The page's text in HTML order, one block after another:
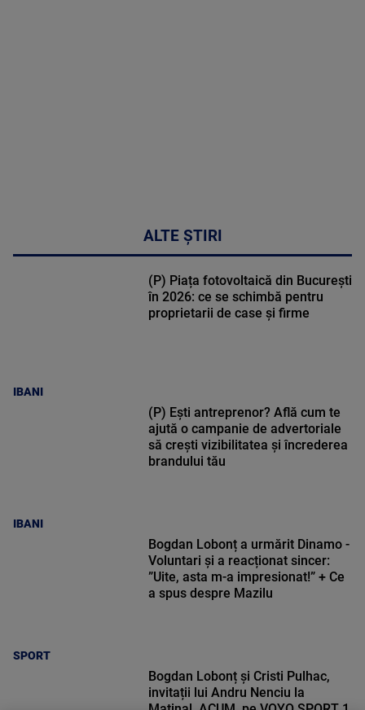
ALTE ȘTIRI
IBANI
(P) Piața fotovoltaică din București
în 2026: ce se schimbă pentru
proprietarii de case și firme
IBANI
(P) Ești antreprenor? Află cum te
ajută o campanie de advertoriale
să crești vizibilitatea și încrederea
brandului tău
SPORT
Bogdan Lobonț a urmărit Dinamo -
Voluntari și a reacționat sincer:
”Uite, asta m-a impresionat!” + Ce
a spus despre Mazilu
Bogdan Lobonț și Cristi Pulhac,
invitații lui Andru Nenciu la